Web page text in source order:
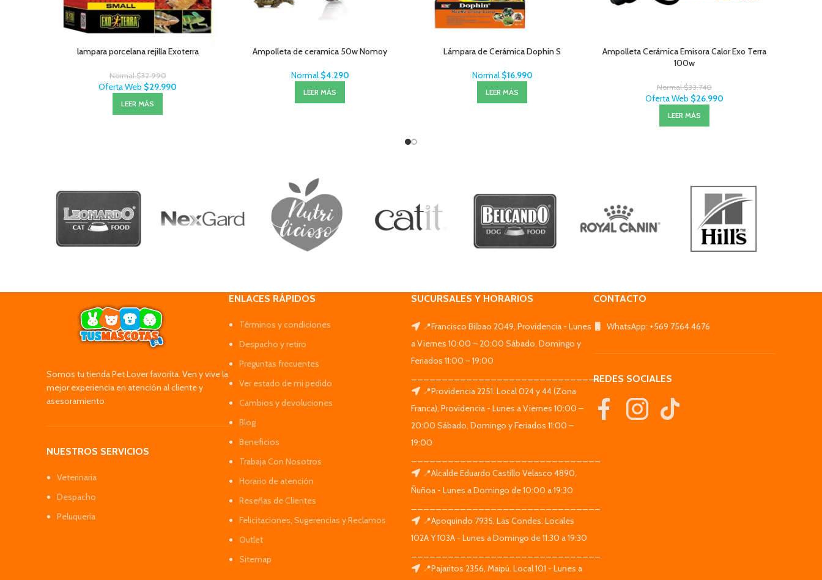
lampara porcelana rejilla Exoterra
Normal$32.990
Oferta Web $29.990
LEER MÁS
Ampolleta de ceramica 50w Nomoy
Normal $4.290
LEER MÁS
Lámpara de Cerámica Dophin S
Normal $16.990
LEER MÁS
Ampolleta Cerámica Emisora Calor Exo Terra
100w
Normal$33.740
Oferta Web $26.990
LEER MÁS
Somos tu tienda Pet Lover favorita. Ven y vive la
mejor experiencia en atención al cliente y
asesoramiento
NUESTROS SERVICIOS
Veterinaria
Despacho
Peluquería
ENLACES RÁPIDOS
Términos y condiciones
Despacho y retiro
Preguntas frecuentes
Ver estado de mi pedido
Cambios y devoluciones
Blog
Beneficios
Trabaja Con Nosotros
Horario de atención
Reseñas de Clientes
Felicitaciones, Sugerencias y Reclamos
Outlet
Sitemap
SUCURSALES Y HORARIOS
📍Francisco Bilbao 2049, Providencia - Lunes
a Viernes 10:00 – 20:00 Sábado, Domingo y
Feriados 11:00 – 19:00
_______________________________
📍Providencia 2251. Local 024 y 44 (Zona
Franca), Providencia - Lunes a Viernes 10:00 –
20:00 Sábado, Domingo y Feriados 11:00 –
19:00
📍Alcalde Eduardo Castillo Velasco 4890,
Ñuñoa - Lunes a Domingo de 10:00 a 19:30
📍Apoquindo 7935, Las Condes. Locales
102A Y 103A - Lunes a Domingo de 11:30 a 19:30
📍Pajaritos 2356, Maipú. Local 101 - Lunes a
CONTACTO
WhatsApp: +569 7564 4676
REDES SOCIALES